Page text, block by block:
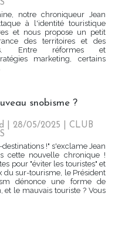
notre chroniqueur Jean
à l'identité touristique
et nous propose un petit
des territoires et des
Entre réformes et
marketing, certains
snobisme ?
| 28/05/2025 |CLUB
destinations !" s'exclame Jean
cette nouvelle chronique !
pour "éviter les touristes" et
du sur-tourisme, le Président
dénonce une forme de
le mauvais touriste ? Vous